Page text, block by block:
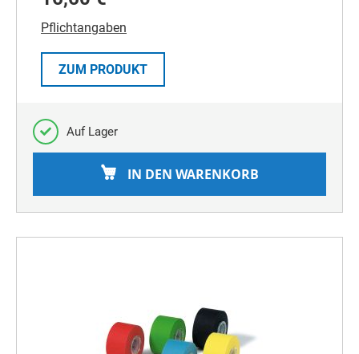
Pflichtangaben
ZUM PRODUKT
Auf Lager
IN DEN WARENKORB